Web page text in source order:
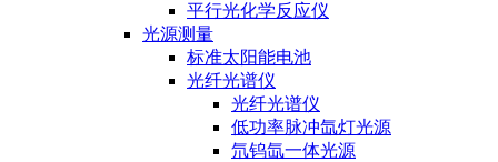
平行光化学反应仪
光源测量
标准太阳能电池
光纤光谱仪
光纤光谱仪
低功率脉冲氙灯光源
氘钨氙一体光源